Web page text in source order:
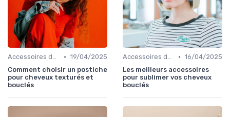
Accessoires de Coiffure pour Cheveux Texturés • 19/04/2025
Comment choisir un postiche
pour cheveux texturés et
bouclés
Accessoires de Coiffure pour Cheveux Texturés • 16/04/2025
Les meilleurs accessoires
pour sublimer vos cheveux
bouclés